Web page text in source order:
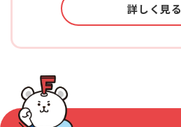
詳しく見る